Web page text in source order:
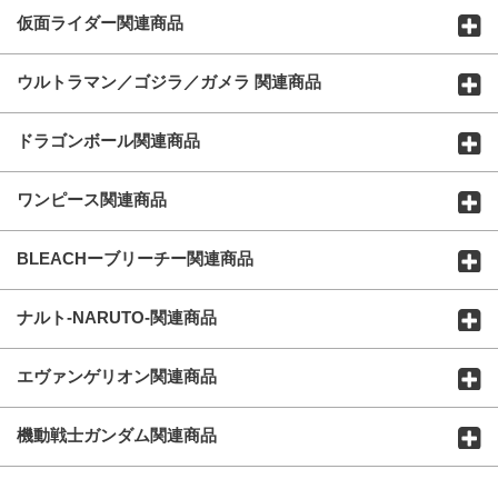
仮面ライダー関連商品
ウルトラマン／ゴジラ／ガメラ 関連商品
ドラゴンボール関連商品
ワンピース関連商品
BLEACHーブリーチー関連商品
ナルト-NARUTO-関連商品
エヴァンゲリオン関連商品
機動戦士ガンダム関連商品